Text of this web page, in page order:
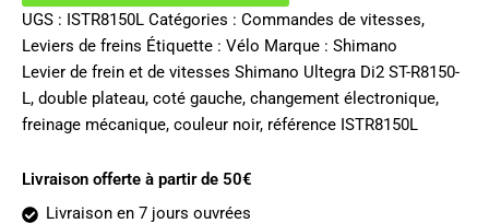
de
vitesses
Ultegra
Di2
ST-
2v
UGS : ISTR8150L Catégories : Commandes de vitesses,
Leviers de freins Étiquette : Vélo Marque : Shimano
Levier de frein et de vitesses Shimano Ultegra Di2 ST-R8150-
L, double plateau, coté gauche, changement électronique,
freinage mécanique, couleur noir, référence ISTR8150L
Livraison offerte à partir de 50€
Livraison en 7 jours ouvrées